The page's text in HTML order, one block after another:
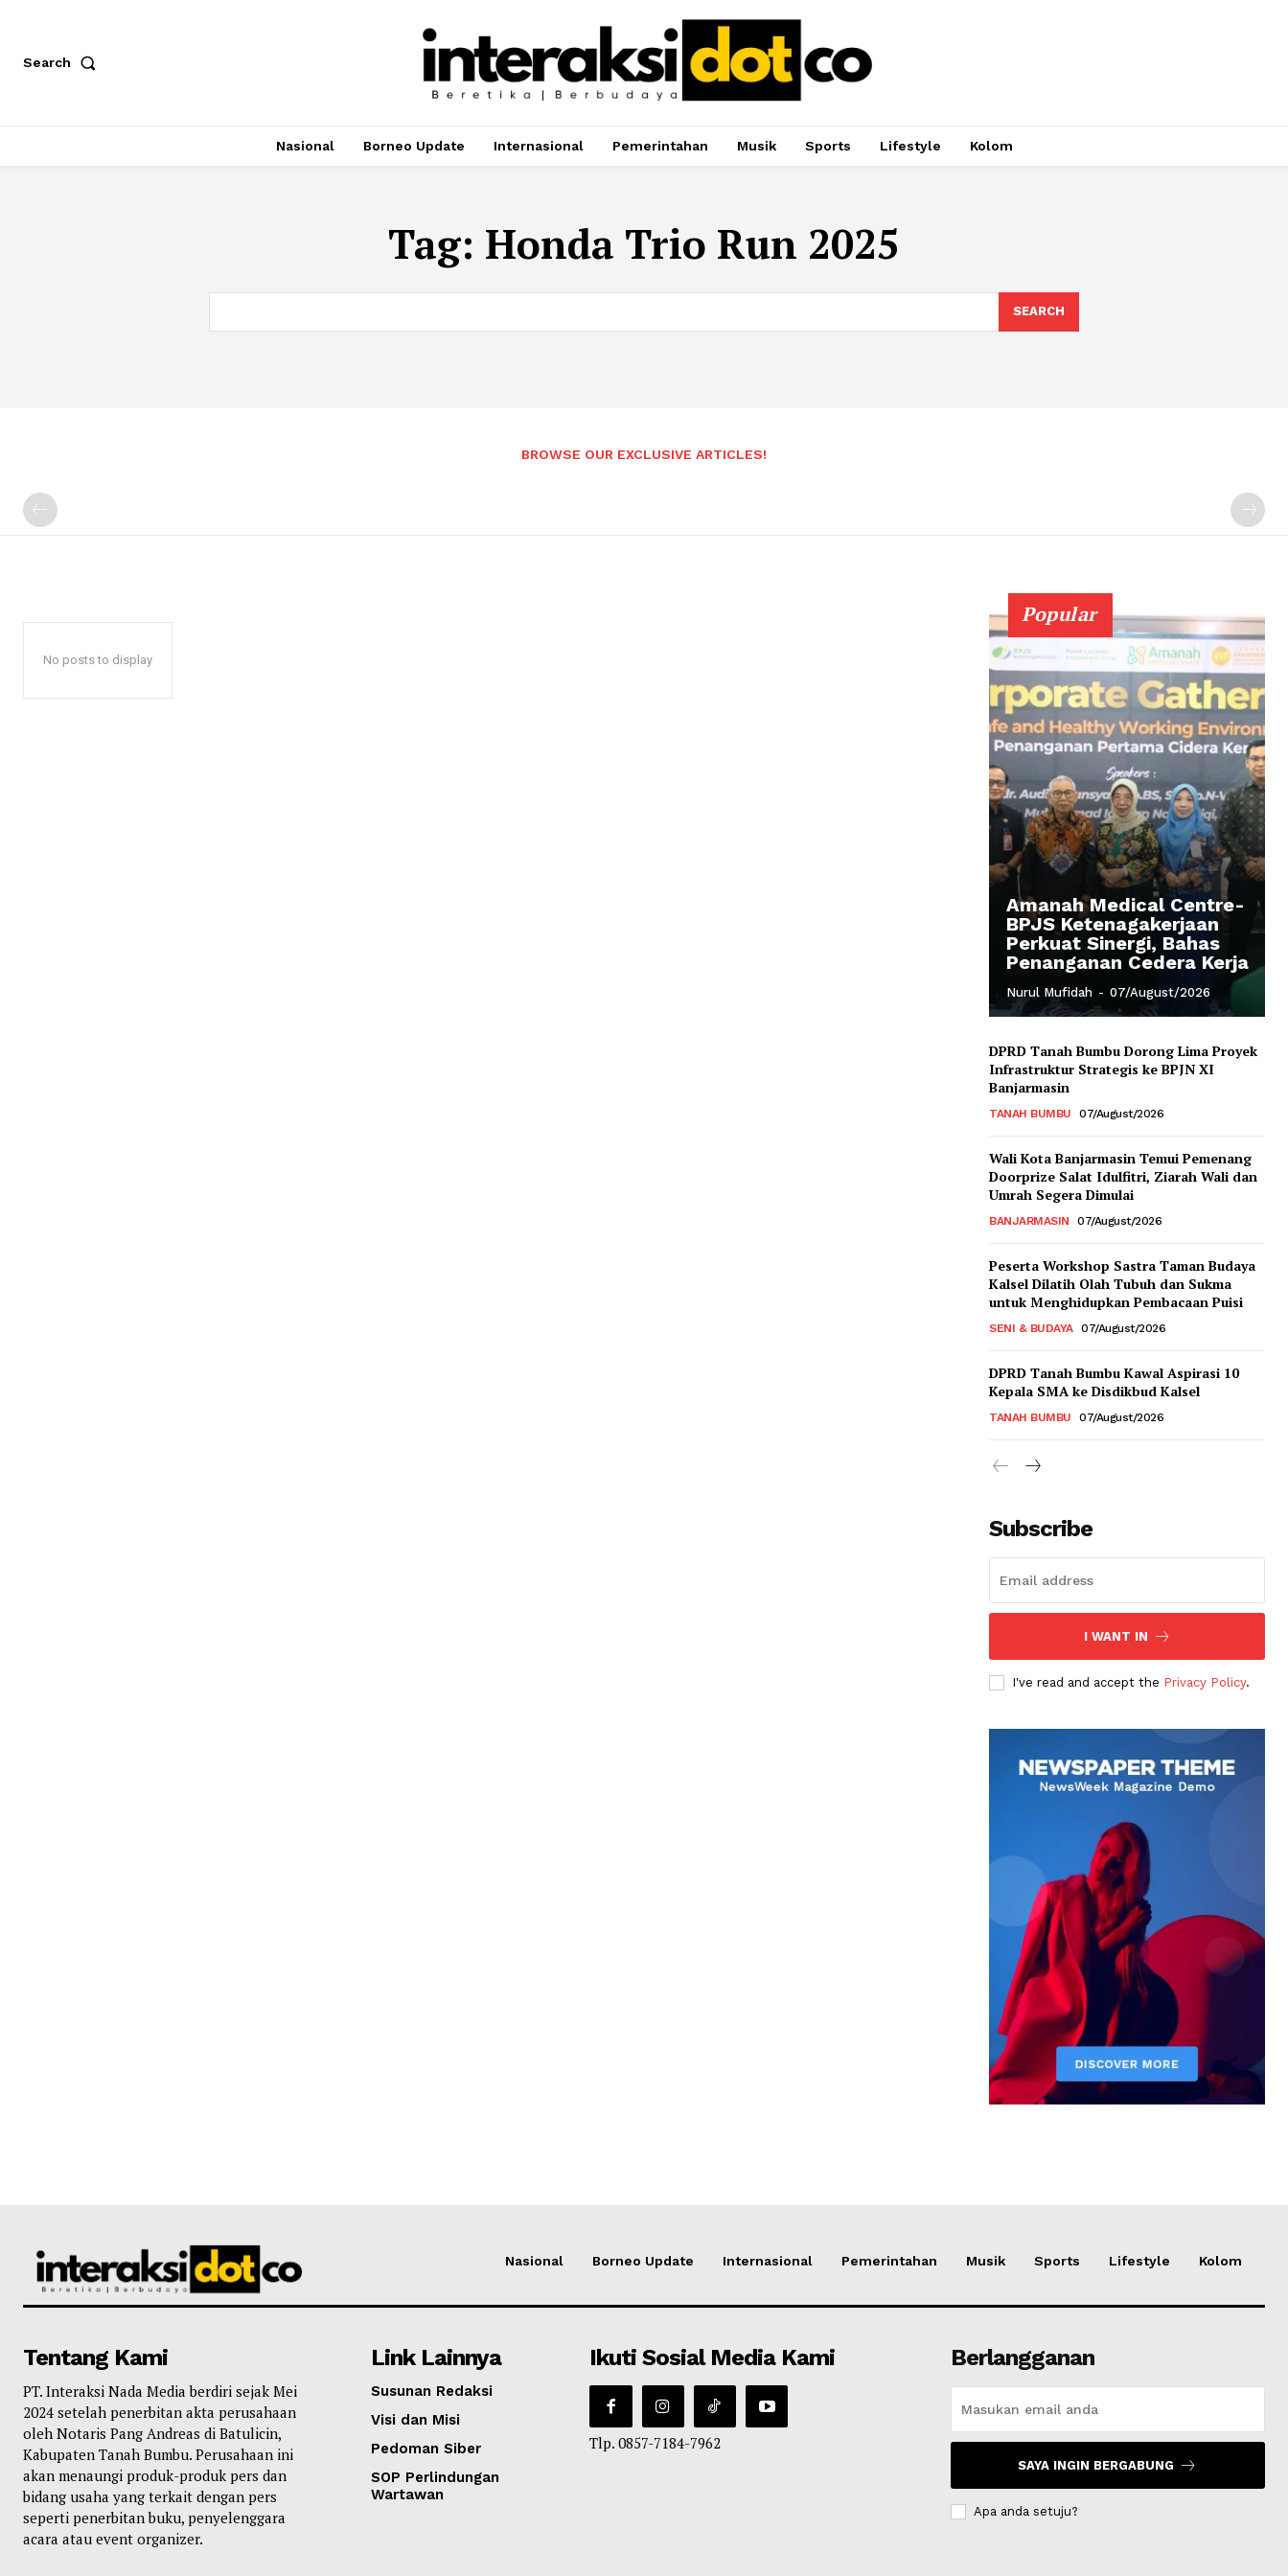
Search
Nasional Borneo Update Internasional Pemerintahan Musik Sports Lifestyle Kolom
Tag: Honda Trio Run 2025
SEARCH
BROWSE OUR EXCLUSIVE ARTICLES!
No posts to display
Popular
Amanah Medical Centre-
BPJS Ketenagakerjaan
Perkuat Sinergi, Bahas
Penanganan Cedera Kerja
Nurul Mufidah - 07/August/2026
DPRD Tanah Bumbu Dorong Lima Proyek
Infrastruktur Strategis ke BPJN XI
Banjarmasin
TANAH BUMBU 07/August/2026
Wali Kota Banjarmasin Temui Pemenang
Doorprize Salat Idulfitri, Ziarah Wali dan
Umrah Segera Dimulai
BANJARMASIN 07/August/2026
Peserta Workshop Sastra Taman Budaya
Kalsel Dilatih Olah Tubuh dan Sukma
untuk Menghidupkan Pembacaan Puisi
SENI & BUDAYA 07/August/2026
DPRD Tanah Bumbu Kawal Aspirasi 10
Kepala SMA ke Disdikbud Kalsel
TANAH BUMBU 07/August/2026
Subscribe
I WANT IN
I've read and accept the Privacy Policy.
Nasional Borneo Update Internasional Pemerintahan Musik Sports Lifestyle Kolom
Tentang Kami
PT. Interaksi Nada Media berdiri sejak Mei
2024 setelah penerbitan akta perusahaan
oleh Notaris Pang Andreas di Batulicin,
Kabupaten Tanah Bumbu. Perusahaan ini
akan menaungi produk-produk pers dan
bidang usaha yang terkait dengan pers
seperti penerbitan buku, penyelenggara
acara atau event organizer.
Link Lainnya
Susunan Redaksi
Visi dan Misi
Pedoman Siber
SOP Perlindungan
Wartawan
Ikuti Sosial Media Kami
Tlp. 0857-7184-7962
Berlangganan
SAYA INGIN BERGABUNG
Apa anda setuju?